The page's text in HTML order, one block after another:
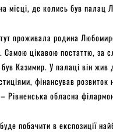
місці, де колись був палац
тут проживала родина
Самою цікавою постаттю, за
Казимир. У палаці він жив
фінансував розвиток
Рівненська обласна
побачити в експозиції